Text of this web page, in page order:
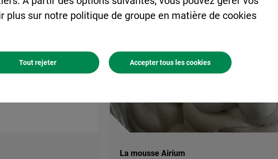
La mousse Airium
plus sur notre politique de groupe en matière de cookies
Accepter tous les cookies
Tout rejeter